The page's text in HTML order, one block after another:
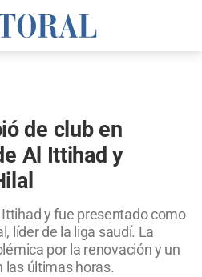
de club en
Al Ittihad y
y fue presentado como
líder de la liga saudí. La
por la renovación y un
las últimas horas.